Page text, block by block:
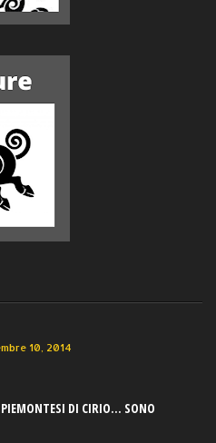
10, 2014
PIEMONTESI DI CIRIO... SONO